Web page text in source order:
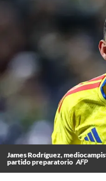
James Rodríguez,
partido preparatorio AFP